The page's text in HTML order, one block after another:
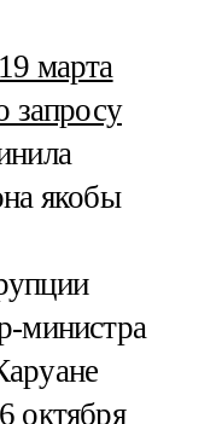
19 марта
запросу
якобы
министра
октября